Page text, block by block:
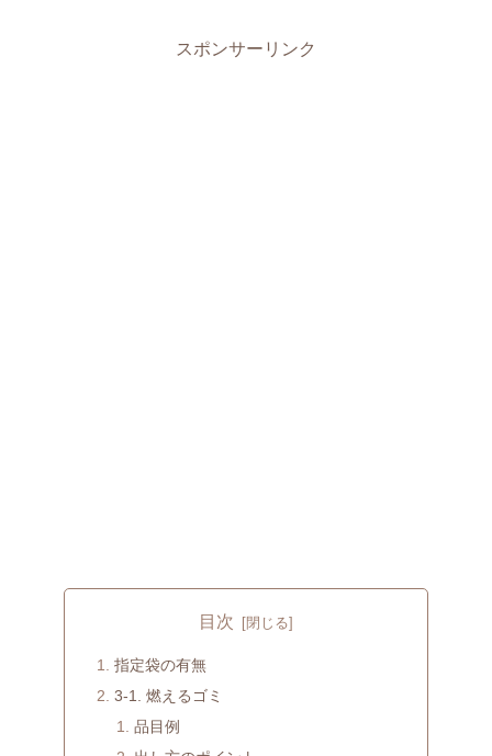
スポンサーリンク
目次
指定袋の有無
3-1. 燃えるゴミ
品目例